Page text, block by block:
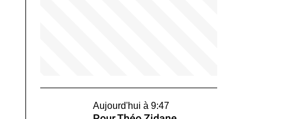
Aujourd'hui à 9:47